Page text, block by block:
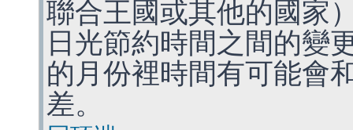
聯合王國或其他的國家
日光節約時間之間的變
的月份裡時間有可能會
差。